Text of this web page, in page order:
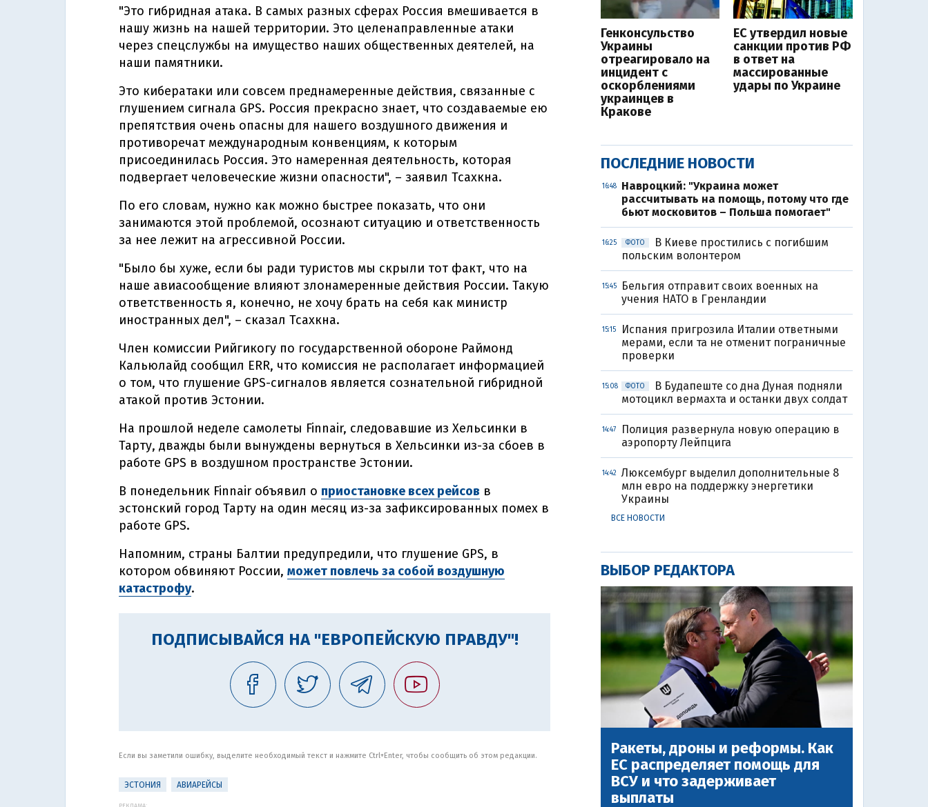
"Это гибридная атака. В самых разных сферах Россия вмешивается в
нашу жизнь на нашей территории. Это целенаправленные атаки
через спецслужбы на имущество наших общественных деятелей, на
наши памятники.
Это кибератаки или совсем преднамеренные действия, связанные с
глушением сигнала GPS. Россия прекрасно знает, что создаваемые ею
препятствия очень опасны для нашего воздушного движения и
противоречат международным конвенциям, к которым
присоединилась Россия. Это намеренная деятельность, которая
подвергает человеческие жизни опасности", – заявил Тсахкна.
По его словам, нужно как можно быстрее показать, что они
занимаются этой проблемой, осознают ситуацию и ответственность
за нее лежит на агрессивной России.
"Было бы хуже, если бы ради туристов мы скрыли тот факт, что на
наше авиасообщение влияют злонамеренные действия России. Такую
ответственность я, конечно, не хочу брать на себя как министр
иностранных дел", – сказал Тсахкна.
Член комиссии Рийгикогу по государственной обороне Раймонд
Кальюлайд сообщил ERR, что комиссия не располагает информацией
о том, что глушение GPS-сигналов является сознательной гибридной
атакой против Эстонии.
На прошлой неделе самолеты Finnair, следовавшие из Хельсинки в
Тарту, дважды были вынуждены вернуться в Хельсинки из-за сбоев в
работе GPS в воздушном пространстве Эстонии.
В понедельник Finnair объявил о приостановке всех рейсов в
эстонский город Тарту на один месяц из-за зафиксированных помех в
работе GPS.
Напомним, страны Балтии предупредили, что глушение GPS, в
котором обвиняют России, может повлечь за собой воздушную
катастрофу.
ПОДПИСЫВАЙСЯ НА "ЕВРОПЕЙСКУЮ ПРАВДУ"!
Если вы заметили ошибку, выделите необходимый текст и нажмите Ctrl+Enter, чтобы сообщить об этом редакции.
ЭСТОНИЯ АВИАРЕЙСЫ
РЕКЛАМА:
Генконсульство
Украины
отреагировало на
инцидент с
оскорблениями
украинцев в
Кракове
ЕС утвердил новые
санкции против РФ
в ответ на
массированные
удары по Украине
ПОСЛЕДНИЕ НОВОСТИ
16:48
Навроцкий: "Украина может
рассчитывать на помощь, потому что где
бьют московитов – Польша помогает"
16:25 ФОТО
В Киеве простились с погибшим
польским волонтером
15:45
Бельгия отправит своих военных на
учения НАТО в Гренландии
15:15
Испания пригрозила Италии ответными
мерами, если та не отменит пограничные
проверки
15:08 ФОТО
В Будапеште со дна Дуная подняли
мотоцикл вермахта и останки двух солдат
14:47
Полиция развернула новую операцию в
аэропорту Лейпцига
14:42
Люксембург выделил дополнительные 8
млн евро на поддержку энергетики
Украины
ВСЕ НОВОСТИ
ВЫБОР РЕДАКТОРА
Ракеты, дроны и реформы. Как
ЕС распределяет помощь для
ВСУ и что задерживает
выплаты